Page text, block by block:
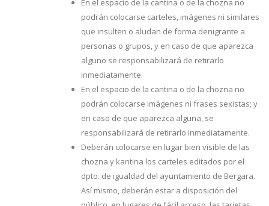
En el espacio de la cantina o de la chozna no
podrán colocarse carteles, imágenes ni similares
que insulten o aludan de forma denigrante a
personas o grupos, y en caso de que aparezca
alguno se responsabilizará de retirarlo
inmediatamente.
En el espacio de la cantina o de la chozna no
podrán colocarse imágenes ni frases sexistas; y
en caso de que aparezca alguna, se
responsabilizará de retirarlo inmediatamente.
Deberán colocarse en lugar bien visible de las
chozna y kantina los carteles editados por el
dpto. de igualdad del ayuntamiento de Bergara.
Así mismo, deberán estar a disposición del